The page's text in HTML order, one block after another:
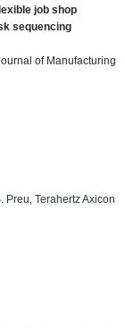
job shop
sequencing
of Manufacturing
Preu, Terahertz Axicon